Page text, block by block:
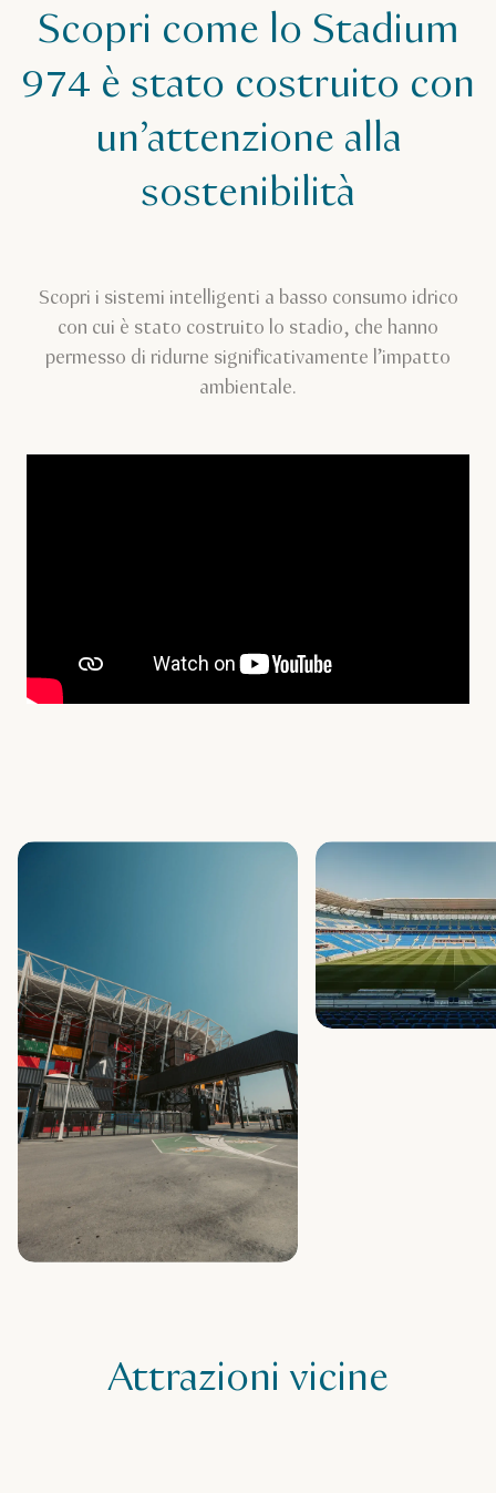
Scopri come lo Stadium
974 è stato costruito con
un’attenzione alla
sostenibilità
Scopri i sistemi intelligenti a basso consumo idrico
con cui è stato costruito lo stadio, che hanno
permesso di ridurne significativamente l’impatto
ambientale.
Attrazioni vicine